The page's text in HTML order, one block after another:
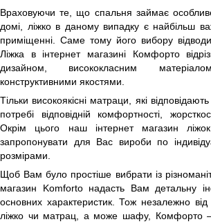
Враховуючи те, що спальня займає
домі, ліжко в даному випадку є найбільш
приміщенні. Саме тому його вибору
Ліжка в інтернет магазині Комфорто
дизайном, висококласним
конструктивними якостями.
Тільки високоякісні матраци, які
потребі відповідній комфортності,
Окрім цього наш інтернет магазин
запропонувати для Вас вироби по
розмірами.
Щоб Вам було простіше вибрати із
магазин Komforto надасть Вам детальну
основних характеристик. Тож незалежно
ліжко чи матрац, а може шафу, Комфорто